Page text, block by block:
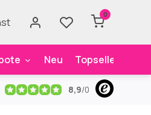
0
Neu Topseller
Kostenloser Versandab 59€
8,9/0